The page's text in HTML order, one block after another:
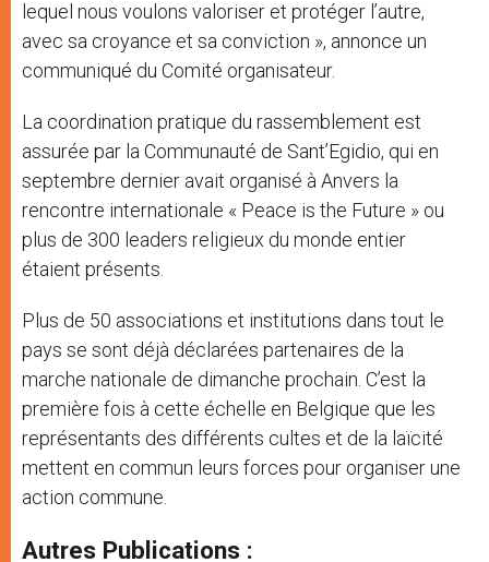
lequel nous voulons valoriser et protéger l’autre,
avec sa croyance et sa conviction », annonce un
communiqué du Comité organisateur.
La coordination pratique du rassemblement est
assurée par la Communauté de Sant’Egidio, qui en
septembre dernier avait organisé à Anvers la
rencontre internationale « Peace is the Future » ou
plus de 300 leaders religieux du monde entier
étaient présents.
Plus de 50 associations et institutions dans tout le
pays se sont déjà déclarées partenaires de la
marche nationale de dimanche prochain. C’est la
première fois à cette échelle en Belgique que les
représentants des différents cultes et de la laïcité
mettent en commun leurs forces pour organiser une
action commune.
Autres Publications :